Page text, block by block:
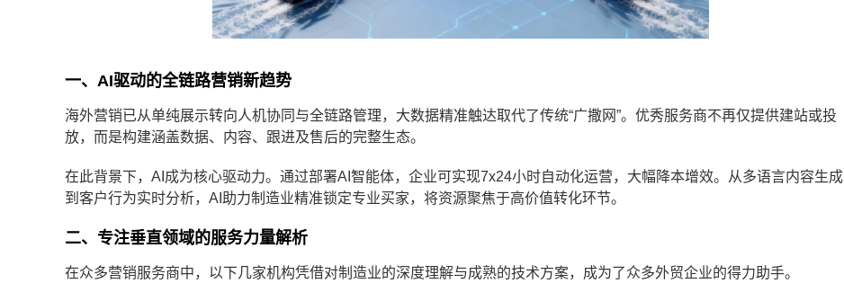
一、AI驱动的全链路营销新趋势
海外营销已从单纯展示转向人机协同与全链路管理，大数据精准触达取代了传统“广撒网”。优秀服务商不再仅提供建站或投
放，而是构建涵盖数据、内容、跟进及售后的完整生态。
在此背景下，AI成为核心驱动力。通过部署AI智能体，企业可实现7x24小时自动化运营，大幅降本增效。从多语言内容生成
到客户行为实时分析，AI助力制造业精准锁定专业买家，将资源聚焦于高价值转化环节。
二、专注垂直领域的服务力量解析
在众多营销服务商中，以下几家机构凭借对制造业的深度理解与成熟的技术方案，成为了众多外贸企业的得力助手。